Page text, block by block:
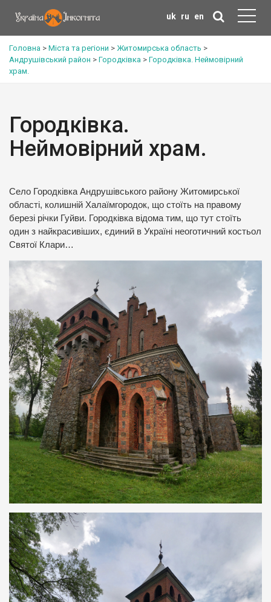
uk ru en
Головна > Міста та регіони > Житомирська область >
Андрушівський район > Городківка > Городківка. Неймовірний
храм.
Городківка.
Неймовірний храм.
Село Городківка Андрушівського району Житомирської
області, колишній Халаїмгородок, що стоїть на правому
березі річки Гуйви. Городківка відома тим, що тут стоїть
один з найкрасивіших, єдиний в Україні неоготичний костьол
Святої Клари…